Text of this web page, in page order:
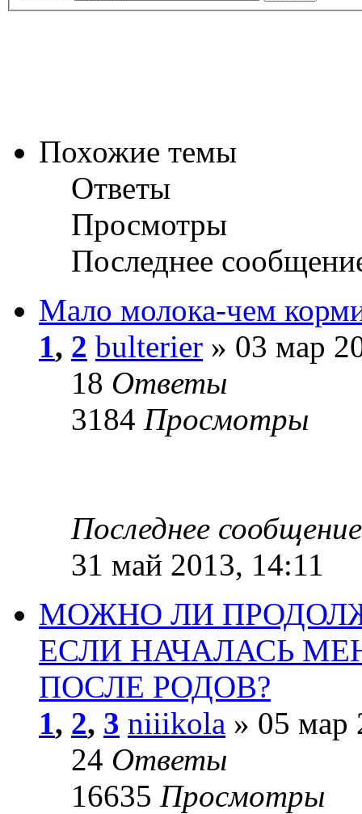
Похожие темы
Ответы
Просмотры
Последнее
Мало молока-чем
1, 2 bulterier » 03 мар
18 Ответы
3184 Просмотры
Последнее
31 май 2013, 14:11
МОЖНО ЛИ
ЕСЛИ НАЧАЛАСЬ
ПОСЛЕ РОДОВ?
1, 2, 3 niiikola » 05 мар
24 Ответы
16635 Просмотры